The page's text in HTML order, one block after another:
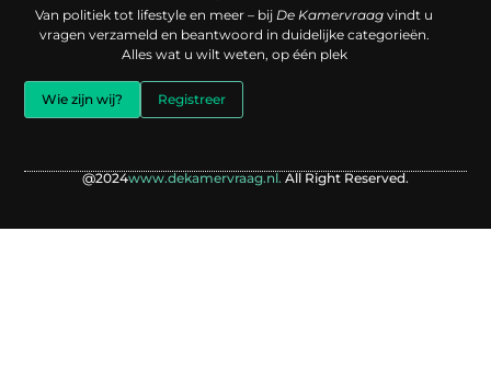
Van politiek tot lifestyle en meer – bijDe Kamervraag vindt u
vragen verzameld en beantwoord in duidelijke categorieën.
Alles wat u wilt weten, op één plek
Wie zijn wij? Registreer
@2024www.dekamervraag.nl. All Right Reserved.